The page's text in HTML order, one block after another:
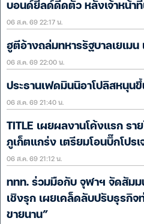
บอนด์ยีลด์ดีดตัว หลังเจ้าหน้า
06 ส.ค. 69 22:17 น.
ฮูตีอ้างถล่มทหารรัฐบาลเยเมน
06 ส.ค. 69 22:00 น.
ประธานเฟดมินนิอาโปลิสหนุน
06 ส.ค. 69 21:40 น.
TITLE เผยผลงานโค้งแรก ร
ภูเก็ตแกร่ง เตรียมโอนบิ๊กโปร
06 ส.ค. 69 21:12 น.
ททท. ร่วมมือกับ จุฬาฯ จัดสัมม
เชิงรุก เผยเคล็ดลับปรับธุรกิจ
ขายนาน”